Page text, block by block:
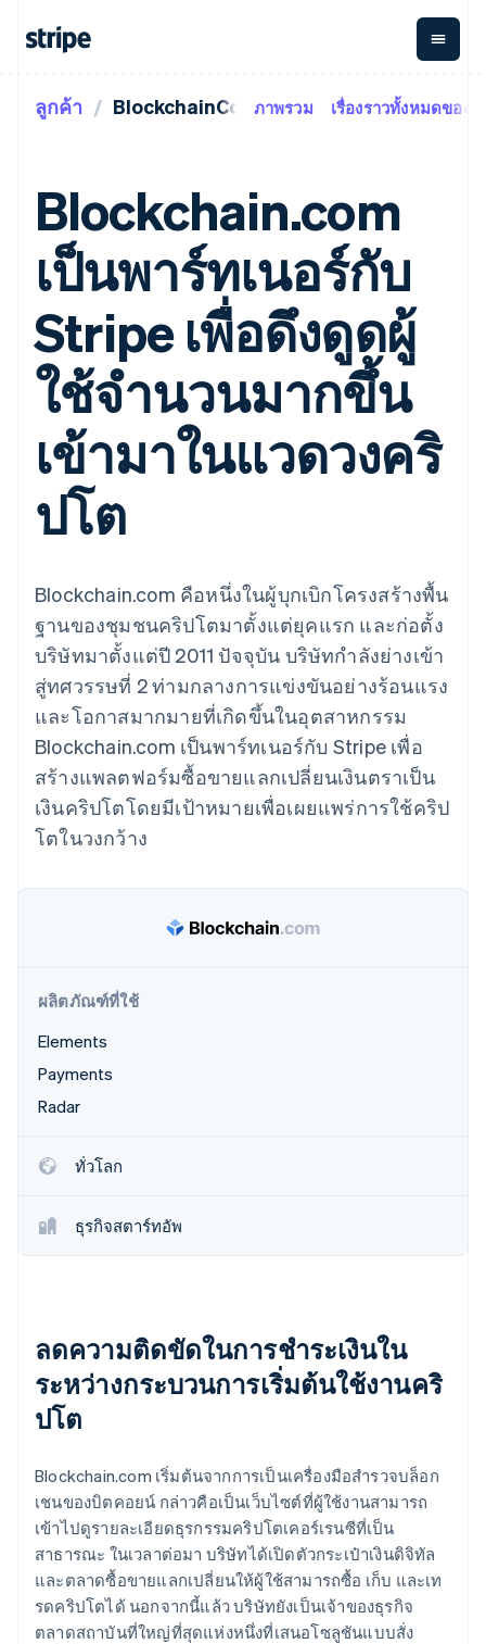
การชำระเงิน
การชำระเงิน
ออนไลน์
Payment links
การชำระเงิน
แบบไม่ต้อง
เขียนโค้ด
Checkout
UI การชำระ
เงินสำเร็จรูป
Elements
องค์ประกอบ UI
ที่ยืดหยุ่น
วิธีการชำระ
เงิน
เข้าถึงได้
มากกว่า 125
รายการ
Authorization
Boost
ชำระเงิน
Link
รวดเร็วขึ้น
รายรับ
รายรับตาม
แบบแผนล่วง
หน้า
Metronome
การเรียกเก็บ
เงินตามการ
ใช้งาน
การชำระเงิน
ตามรอบบิล
การจัดการ
ตามรอบบิล
Invoicing
ครั้งเดียวหรือ
ตามแบบแผน
ล่วงหน้า
Tax
คิดภาษีการ
อัตโนมัติ
สำหรับการ
ทำบัญชี
Stripe
Sigma
รายงานที่
ออกแบบเอง
Data
Pipeline
ข้อมูล
การ
Global
Payouts
เบิกจ่าย
ให้กับ
สาม
แพลตฟ
เพิ่มเติม
ดูสิ่งที่กำลังจะมาถึง
การป้องกันการฉ้อโกง
การก่อตั้งบริษัทสตาร์ทอัพ
การขจัดคาร์บอน
Stripe Sessions 2026
รับชมเลย
ตามขั้น
ตามกรณีใช้งาน
การค้าแบบใช้เอเจนต์
อีคอมเมิร์ซ
บริการทางการเงินที่ผสาน
การทำงานอัตโนมัติด้าน
การเงิน
ธุรกิจทั่วโลก
การชำระเงินในแอป
มาร์เก็ตเพลส
ตามอุตสาหกรรม
บริษัท AI
แวดวงครีเอเตอร์
เกม
การบริการ การเดินทาง
และสันทนาการ
ประกันภัย
สื่อและความบันเทิง
องค์กรไม่แสวงผลกำไร
บริการเฉพาะทาง
ระบบนิเวศ
เอกสารประกอบ
ไลบรารีและ SDK
Stripe Apps
รับการชำระเงินออนไลน์
สำเร็จรูป
สร้างแพลตฟอร์มหรือ
มาร์เก็ตเพลส
จัดการการชำระเงินตาม
รอบบิล
บริการด้วยเอเจนต์
แหล่งข้อมูล
การเชื่อมต่อการทำงาน
แอป
ตัวอย่างโค้ด
บล็อกของนักพัฒนา
เรียนรู้
การสนับสนุน
รับการสนับสนุน
แพ็กเกจการสนับสนุนที่ได้
บริการเฉพาะทาง
บริษัท
ตำแหน่งงาน
ห้องข่าว
Stripe Press
การติดต่อ
ติดต่อฝ่ายขาย
สมัครเป็นพาร์ทเนอร์
ลูกค้า BlockchainComภาพรวม เรื่องราวทั้งหมดของ
Blockchain.com
เป็นพาร์ทเนอร์กับ
Stripe เพื่อดึงดูดผู้
ใช้จำนวนมากขึ้น
เข้ามาในแวดวงคริ
ปโต
Blockchain.com คือหนึ่งในผู้บุกเบิกโครงสร้างพื้น
ฐานของชุมชนคริปโตมาตั้งแต่ยุคแรก และก่อตั้ง
บริษัทมาตั้งแต่ปี 2011 ปัจจุบัน บริษัทกำลังย่างเข้า
สู่ทศวรรษที่ 2 ท่ามกลางการแข่งขันอย่างร้อนแรง
และโอกาสมากมายที่เกิดขึ้นในอุตสาหกรรม
Blockchain.com เป็นพาร์ทเนอร์กับ Stripe เพื่อ
สร้างแพลตฟอร์มซื้อขายแลกเปลี่ยนเงินตราเป็น
เงินคริปโตโดยมีเป้าหมายเพื่อเผยแพร่การใช้คริป
โตในวงกว้าง
ผลิตภัณฑ์ที่ใช้
Elements
Payments
Radar
ทั่วโลก
ธุรกิจสตาร์ทอัพ
ลดความติดขัดในการชำระเงินใน
ระหว่างกระบวนการเริ่มต้นใช้งานคริ
ปโต
Blockchain.com เริ่มต้นจากการเป็นเครื่องมือสำรวจบล็อก
เชนของบิตคอยน์ กล่าวคือเป็นเว็บไซต์ที่ผู้ใช้งานสามารถ
เข้าไปดูรายละเอียดธุรกรรมคริปโตเคอร์เรนซีที่เป็น
สาธารณะ ในเวลาต่อมา บริษัทได้เปิดตัวกระเป๋าเงินดิจิทัล
และตลาดซื้อขายแลกเปลี่ยนให้ผู้ใช้สามารถซื้อ เก็บ และเท
รดคริปโตได้ นอกจากนี้แล้ว บริษัทยังเป็นเจ้าของธุรกิจ
ตลาดสถาบันที่ใหญ่ที่สุดแห่งหนึ่งที่เสนอโซลูชันแบบสั่ง